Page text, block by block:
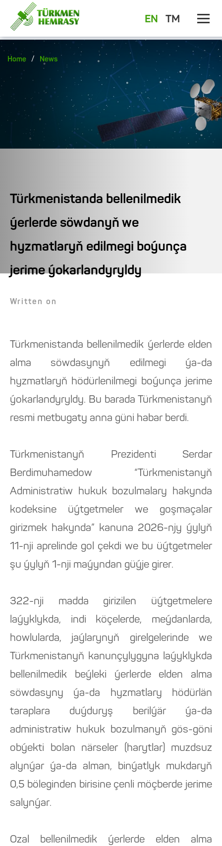
EN TM
Home / News
Türkmenistanda bellenilmedik
ýerlerde söwdanyň we
hyzmatlaryň edilmegi boýunça
jerime ýokarlandyryldy
Written on
Türkmenistanda bellenilmedik ýerlerde elden
alma söwdasynyň edilmegi ýa-da
hyzmatlaryň hödürlenilmegi boýunça jerime
ýokarlandyryldy. Bu barada Türkmenistanyň
resmi metbugaty anna güni habar berdi.
Türkmenistanyň Prezidenti Serdar
Berdimuhamedow “Türkmenistanyň
Administratiw hukuk bozulmalary hakynda
kodeksine üýtgetmeler we goşmaçalar
girizmek hakynda” kanuna 2026-njy ýylyň
11-nji aprelinde gol çekdi we bu üýtgetmeler
şu ýylyň 1-nji maýyndan güýje girer.
322-nji madda girizilen üýtgetmelere
laýyklykda, indi köçelerde, meýdanlarda,
howlularda, jaýlarynyň girelgelerinde we
Türkmenistanyň kanunçylygyna laýyklykda
bellenilmedik beýleki ýerlerde elden alma
söwdasyny ýa-da hyzmatlary hödürlän
taraplara duýduryş berilýär ýa-da
administratiw hukuk bozulmanyň gös-göni
obýekti bolan närseler (harytlar) muzdsuz
alynýar ýa-da alman, binýatlyk mukdaryň
0,5 böleginden birisine çenli möçberde jerime
salynýar.
Ozal bellenilmedik ýerlerde elden alma